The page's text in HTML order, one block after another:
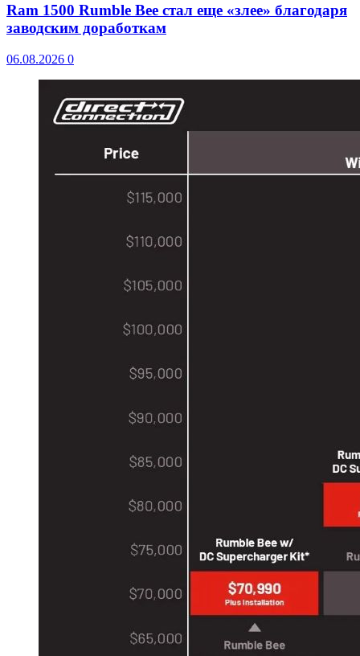
Ram 1500 Rumble Bee стал еще «злее» благодаря
заводским доработкам
06.08.2026 0